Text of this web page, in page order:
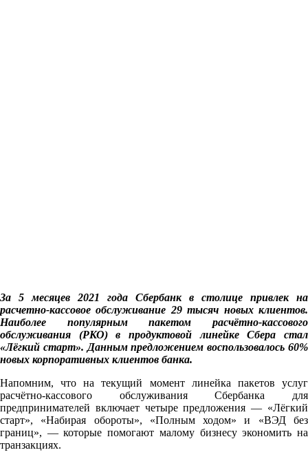
За 5 месяцев 2021 года Сбербанк в столице привлек на
расчетно-кассовое обслуживание 29 тысяч новых клиентов.
Наиболее популярным пакетом расчётно-кассового
обслуживания (РКО) в продуктовой линейке Сбера стал
«Лёгкий старт». Данным предложением воспользовалось 60%
новых корпоративных клиентов банка.
Напомним, что на текущий момент линейка пакетов услуг
расчётно-кассового обслуживания Сбербанка для
предпринимателей включает четыре предложения — «Лёгкий
старт», «Набирая обороты», «Полным ходом» и «ВЭД без
границ», — которые помогают малому бизнесу экономить на
транзакциях.